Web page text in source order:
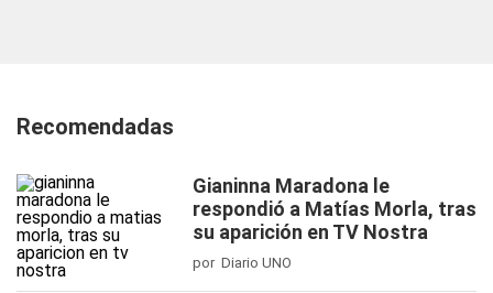
Recomendadas
Gianinna Maradona le
respondió a Matías Morla, tras
su aparición en TV Nostra
por Diario UNO